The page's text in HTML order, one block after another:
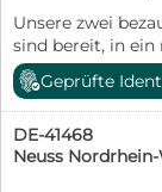
Unsere zwei
sind bereit, in ein
umzuziehen. Die
Familienumfeld
und gut
Familien, Paare
Geprüfte
DE-41468
Neuss